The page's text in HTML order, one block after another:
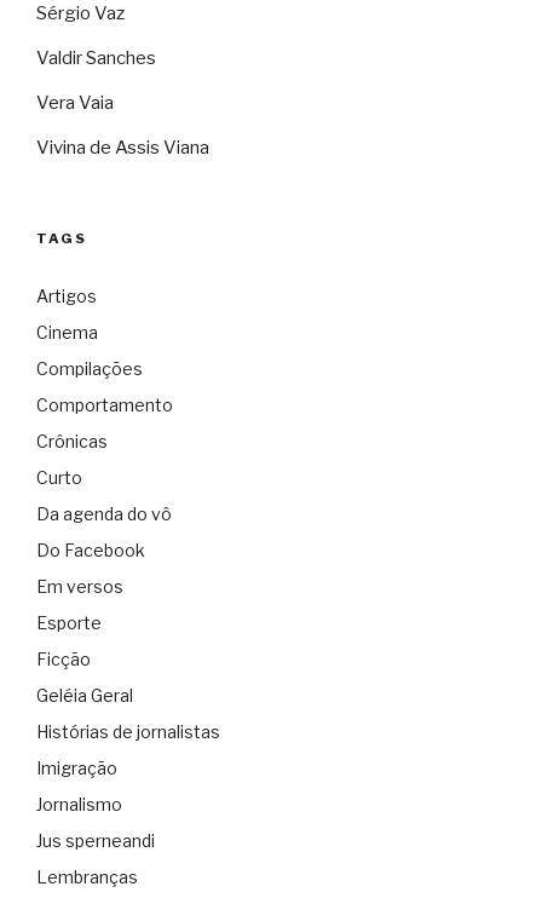
Sérgio Vaz
Valdir Sanches
Vera Vaia
Vivina de Assis Viana
TAGS
Artigos
Cinema
Compilações
Comportamento
Crônicas
Curto
Da agenda do vô
Do Facebook
Em versos
Esporte
Ficção
Geléia Geral
Histórias de jornalistas
Imigração
Jornalismo
Jus sperneandi
Lembranças